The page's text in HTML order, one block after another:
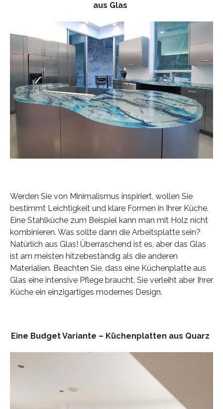
aus Glas
Werden Sie von Minimalismus inspiriert, wollen Sie
bestimmt Leichtigkeit und klare Formen in Ihrer Küche.
Eine Stahlküche zum Beispiel kann man mit Holz nicht
kombinieren. Was sollte dann die Arbeitsplatte sein?
Natürlich aus Glas! Überraschend ist es, aber das Glas
ist am meisten hitzebeständig als die anderen
Materialien. Beachten Sie, dass eine Küchenplatte aus
Glas eine intensive Pflege braucht. Sie verleiht aber Ihrer
Küche ein einzigartiges modernes Design.
Eine Budget Variante – Küchenplatten aus Quarz